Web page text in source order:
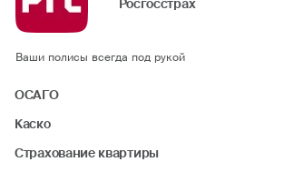
Росгосстрах
Ваши полисы всегда под рукой
ОСАГО
Каско
Страхование квартиры